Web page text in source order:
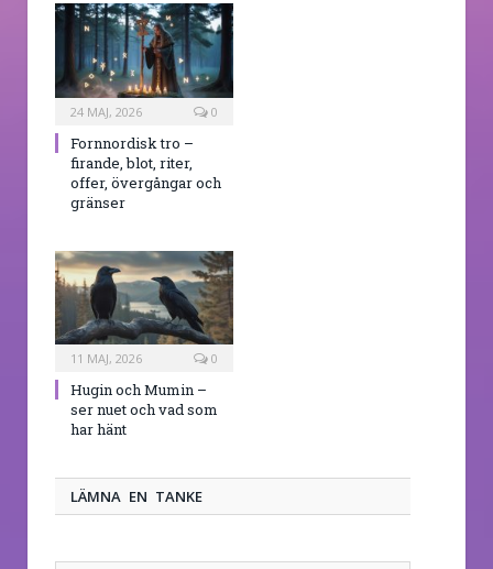
24 MAJ, 2026 0
Fornnordisk tro –
firande, blot, riter,
offer, övergångar och
gränser
11 MAJ, 2026 0
Hugin och Mumin –
ser nuet och vad som
har hänt
LÄMNA EN TANKE